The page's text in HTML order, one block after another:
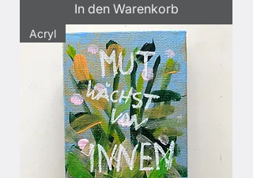
In den Warenkorb
Acryl